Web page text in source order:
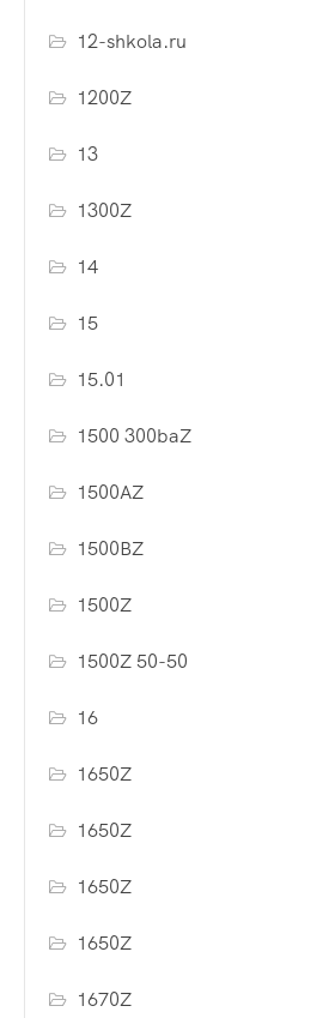
12-shkola.ru
1200Z
13
1300Z
14
15
15.01
1500 300baZ
1500AZ
1500BZ
1500Z
1500Z 50-50
16
1650Z
1650Z
1650Z
1650Z
1670Z